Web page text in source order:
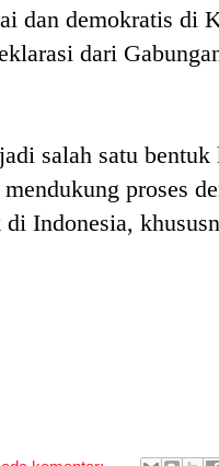
dan demokratis di
dari
salah satu
proses
Indonesia,